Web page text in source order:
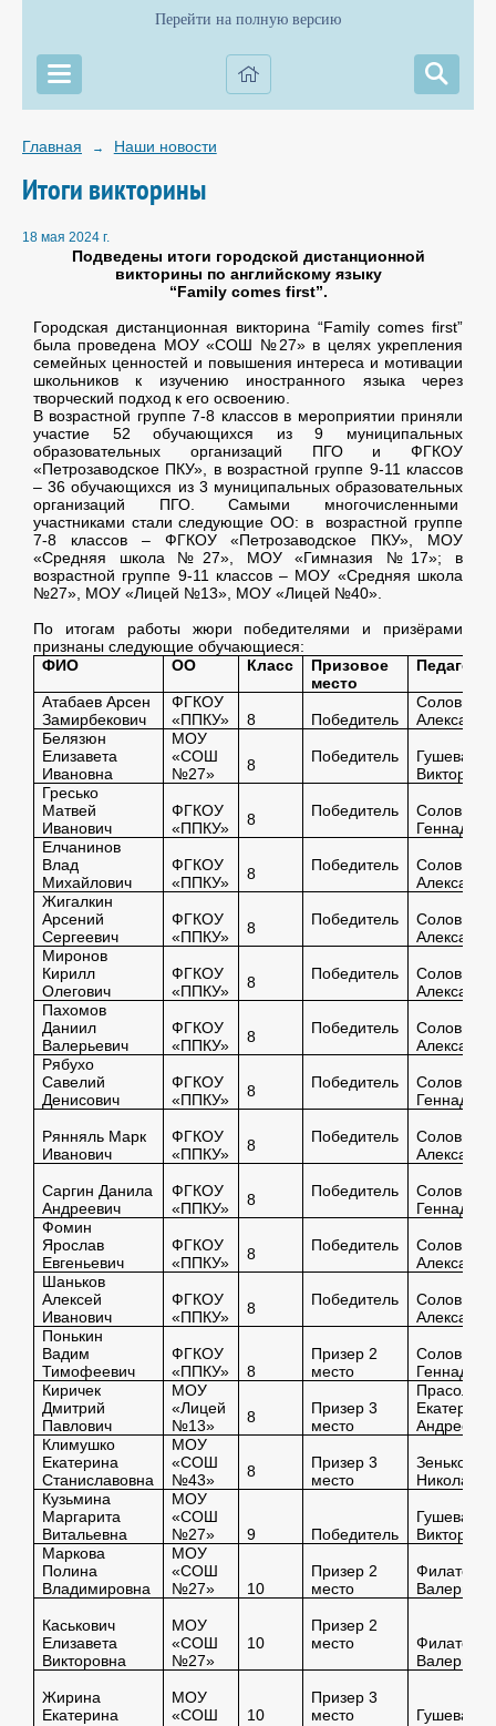
Перейти на полную версию
Главная → Наши новости
Итоги викторины
18 мая 2024 г.
Подведены итоги городской дистанционной
викторины по английскому языку
“Family comes first”.
Городская дистанционная викторина “Family comes first”
была проведена МОУ «СОШ №27» в целях укрепления
семейных ценностей и повышения интереса и мотивации
школьников к изучению иностранного языка через
творческий подход к его освоению.
В возрастной группе 7-8 классов в мероприятии приняли
участие 52 обучающихся из 9 муниципальных
образовательных организаций ПГО и ФГКОУ
«Петрозаводское ПКУ», в возрастной группе 9-11 классов
– 36 обучающихся из 3 муниципальных образовательных
организаций ПГО. Самыми многочисленными
участниками стали следующие ОО: в возрастной группе
7-8 классов – ФГКОУ «Петрозаводское ПКУ», МОУ
«Средняя школа №27», МОУ «Гимназия №17»; в
возрастной группе 9-11 классов – МОУ «Средняя школа
№27», МОУ «Лицей №13», МОУ «Лицей №40».
По итогам работы жюри победителями и призёрами
признаны следующие обучающиеся:
ФИО
ОО Класс
Призовое
место
Педагог
Атабаев Арсен
Замирбекович
ФГКОУ
«ППКУ»
8 Победитель
Белязюн
Елизавета
Ивановна
МОУ
«СОШ
№27»
8 Победитель
Гушева
Виктория
Гресько
Матвей
Иванович
ФГКОУ
«ППКУ»
8 Победитель
Елчанинов
Влад
Михайлович
ФГКОУ
«ППКУ»
8 Победитель
Жигалкин
Арсений
Сергеевич
ФГКОУ
«ППКУ»
8 Победитель
Миронов
Кирилл
Олегович
ФГКОУ
«ППКУ»
8 Победитель
Пахомов
Даниил
Валерьевич
ФГКОУ
«ППКУ»
8 Победитель
Рябухо
Савелий
Денисович
ФГКОУ
«ППКУ»
8 Победитель
Рянняль Марк
Иванович
ФГКОУ
«ППКУ»
8 Победитель
Саргин Данила
Андреевич
ФГКОУ
«ППКУ»
8 Победитель
Фомин
Ярослав
Евгеньевич
ФГКОУ
«ППКУ»
8 Победитель
Шаньков
Алексей
Иванович
ФГКОУ
«ППКУ»
8 Победитель
Понькин
Вадим
Тимофеевич
ФГКОУ
«ППКУ»
8
Призер 2
место
Киричек
Дмитрий
Павлович
МОУ
«Лицей
№13»
8
Призер 3
место
Прасолова
Екатерина
Андреевна
Климушко
Екатерина
Станиславовна
МОУ
«СОШ
№43»
8
Призер 3
место
Зенькова
Кузьмина
Маргарита
Витальевна
МОУ
«СОШ
№27»
9 Победитель
Гушева
Виктория
Маркова
Полина
Владимировна
МОУ
«СОШ
№27»
10
Призер 2
место
Филатова
Валерия
Каськович
Елизавета
Викторовна
МОУ
«СОШ
№27»
10
Призер 2
место
Филатова
Валерия
Жирина
Екатерина
МОУ
«СОШ
10
Призер 3
место
Гушева